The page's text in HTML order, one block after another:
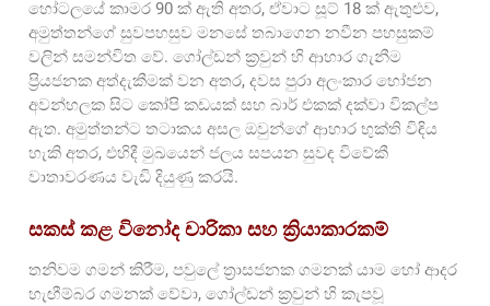
හෝටලයේ කාමර 90 ක් ඇති අතර, ඒවාට සූට් 18 ක් ඇතුළුව,
අමුත්තන්ගේ සුවපහසුව මනසේ තබාගෙන නවීන පහසුකම්
වලින් සමන්විත වේ. ගෝල්ඩන් ක්‍රවුන් හි ආහාර ගැනීම
ප්‍රියජනක අත්දැකීමක් වන අතර, දවස පුරා අලංකාර භෝජන
අවන්හලක සිට කෝපි කඩයක් සහ බාර් එකක් දක්වා විකල්ප
ඇත. අමුත්තන්ට තටාකය අසල ඔවුන්ගේ ආහාර භුක්ති විඳිය
හැකි අතර, එහිදී මුඛයෙන් ජලය සපයන සුවඳ විවේකී
වාතාවරණය වැඩි දියුණු කරයි.
සකස් කළ විනෝද චාරිකා සහ ක්‍රියාකාරකම්
තනිවම ගමන් කිරීම, පවුලේ ත්‍රාසජනක ගමනක් යාම හෝ ආදර
හැඟීම්බර ගමනක් වේවා, ගෝල්ඩන් ක්‍රවුන් හි කැපවූ